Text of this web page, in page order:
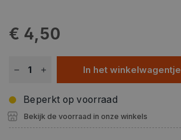
€ 4,50
In het winkelwagentje
Beperkt op voorraad
Bekijk de voorraad in onze winkels